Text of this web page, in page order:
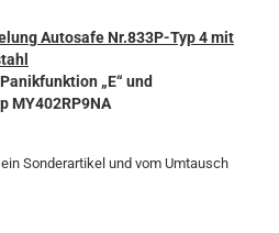
Autosafe Nr.833P-Typ 4 mit
„E“ und
MY402RP9NA
Sonderartikel und vom Umtausch